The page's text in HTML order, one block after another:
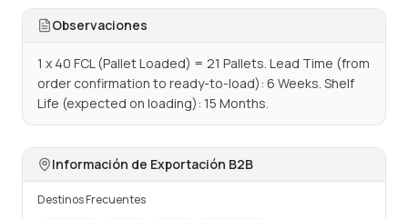
Observaciones
1 x 40 FCL (Pallet Loaded) = 21 Pallets. Lead Time (from
order confirmation to ready-to-load): 6 Weeks. Shelf
Life (expected on loading): 15 Months.
Información de Exportación B2B
Destinos Frecuentes